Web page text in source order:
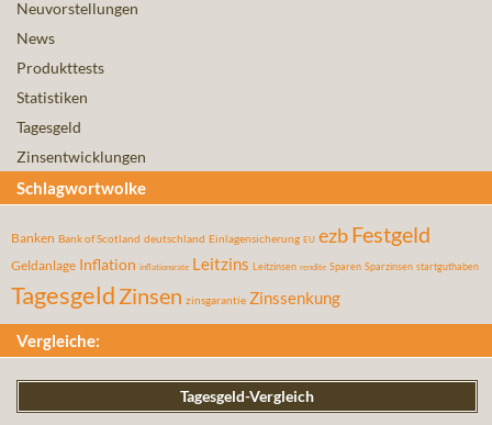
Neuvorstellungen
News
Produkttests
Statistiken
Tagesgeld
Zinsentwicklungen
Schlagwortwolke
Banken Bank of Scotland deutschland Einlagensicherung EU ezbFestgeld
Geldanlage Inflation inflationsrate Leitzins Leitzinsen rendite Sparen Sparzinsen startguthaben
Tagesgeld Zinsen zinsgarantie Zinssenkung
Vergleiche:
Tagesgeld-Vergleich